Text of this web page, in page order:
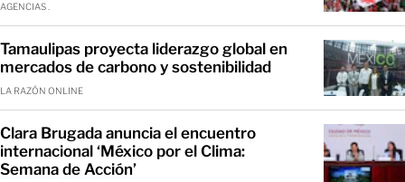
AGENCIAS .
Tamaulipas proyecta liderazgo global en
mercados de carbono y sostenibilidad
LA RAZÓN ONLINE
Clara Brugada anuncia el encuentro
internacional ‘México por el Clima:
Semana de Acción’